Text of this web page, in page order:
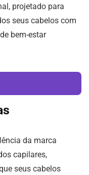
projetado para
seus cabelos com
bem-estar
da marca
capilares,
seus cabelos